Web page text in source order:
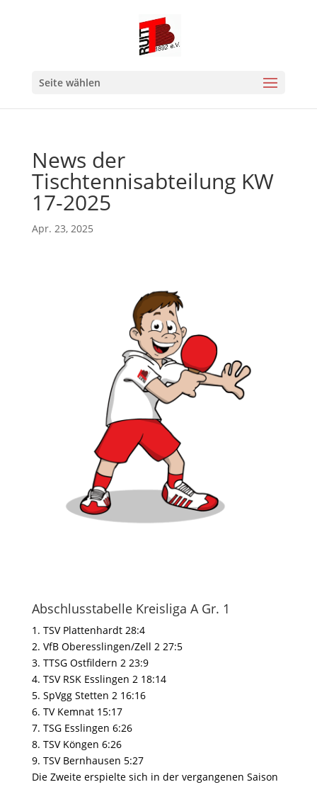
Seite wählen
News der
Tischtennisabteilung KW
17-2025
Apr. 23, 2025
Abschlusstabelle Kreisliga A Gr. 1
1. TSV Plattenhardt 28:4
2. VfB Oberesslingen/Zell 2 27:5
3. TTSG Ostfildern 2 23:9
4. TSV RSK Esslingen 2 18:14
5. SpVgg Stetten 2 16:16
6. TV Kemnat 15:17
7. TSG Esslingen 6:26
8. TSV Köngen 6:26
9. TSV Bernhausen 5:27
Die Zweite erspielte sich in der vergangenen Saison